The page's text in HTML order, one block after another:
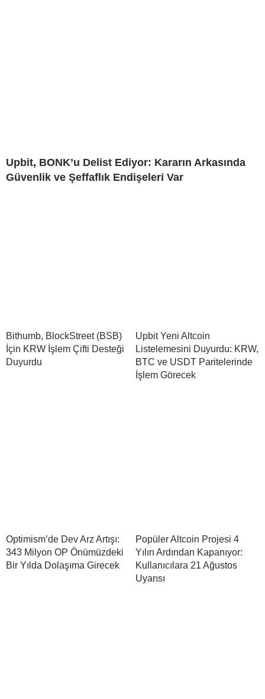
Upbit, BONK’u Delist Ediyor: Kararın Arkasında
Güvenlik ve Şeffaflık Endişeleri Var
Bithumb, BlockStreet (BSB)
İçin KRW İşlem Çifti Desteği
Duyurdu
Upbit Yeni Altcoin
Listelemesini Duyurdu: KRW,
BTC ve USDT Paritelerinde
İşlem Görecek
Optimism’de Dev Arz Artışı:
343 Milyon OP Önümüzdeki
Bir Yılda Dolaşıma Girecek
Popüler Altcoin Projesi 4
Yılın Ardından Kapanıyor:
Kullanıcılara 21 Ağustos
Uyarısı